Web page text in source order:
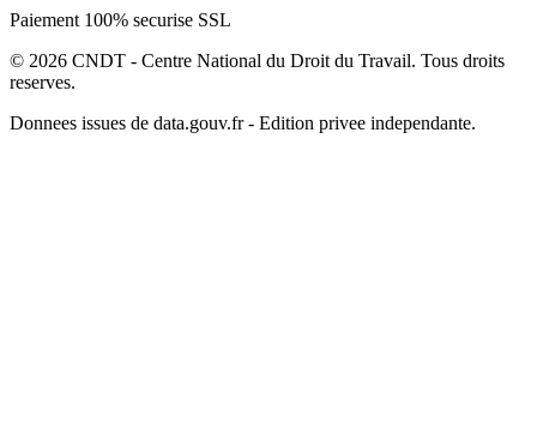
Paiement 100% securise SSL
© 2026 CNDT - Centre National du Droit du Travail. Tous droits
reserves.
Donnees issues de data.gouv.fr - Edition privee independante.